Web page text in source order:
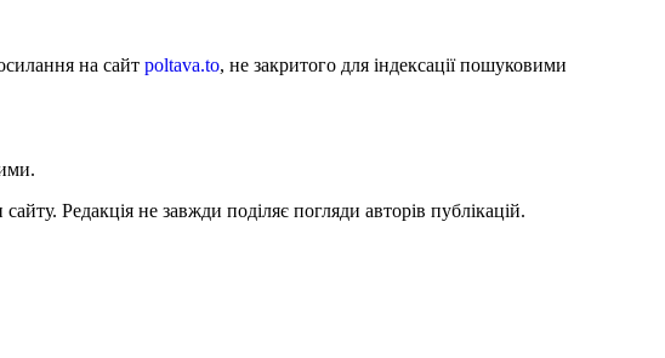
на сайт poltava.to, не закритого для індексації пошуковими
Редакція не завжди поділяє погляди авторів публікацій.